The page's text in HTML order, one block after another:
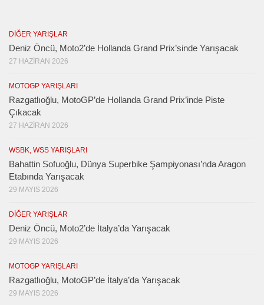
DIĞER YARIŞLAR
Deniz Öncü, Moto2’de Hollanda Grand Prix’sinde Yarışacak
27 HAZIRAN 2026
MOTOGP YARIŞLARI
Razgatlıoğlu, MotoGP’de Hollanda Grand Prix’inde Piste
Çıkacak
27 HAZIRAN 2026
WSBK, WSS YARIŞLARI
Bahattin Sofuoğlu, Dünya Superbike Şampiyonası’nda Aragon
Etabında Yarışacak
29 MAYIS 2026
DIĞER YARIŞLAR
Deniz Öncü, Moto2’de İtalya’da Yarışacak
29 MAYIS 2026
MOTOGP YARIŞLARI
Razgatlıoğlu, MotoGP’de İtalya’da Yarışacak
29 MAYIS 2026